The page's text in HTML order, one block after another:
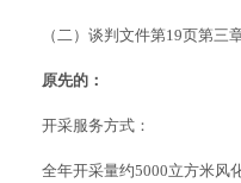
（二）谈判文件第19页第
原先的：
开采服务方式：
全年开采量约5000立方米风